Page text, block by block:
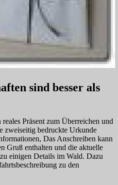
sind besser als
Präsent zum Überreichen und
zweiseitig bedruckte Urkunde
Das Anschreiben kann
Gruß enthalten und die aktuelle
einigen Details im Wald. Dazu
zu den